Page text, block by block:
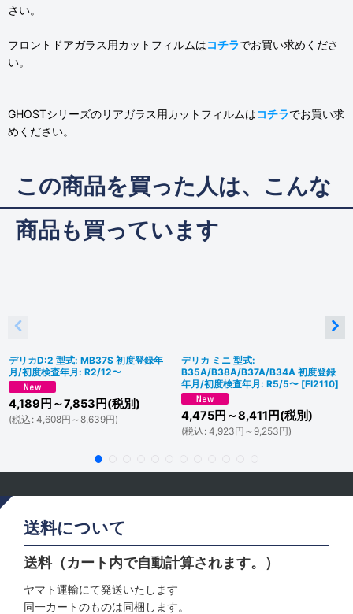
さい。
フロントドアガラス用カットフィルムはコチラでお買い求めくださ
い。
GHOSTシリーズのリアガラス用カットフィルムはコチラでお買い求
めください。
この商品を買った人は、こんな
商品も買っています
デリカD:2 型式: MB37S 初度登録年
月/初度検査年月: R2/12〜
4,189 円 ～7,853 円(税別)
(税込 : 4,608円 ～8,639円)
デリカ ミニ 型式:
B35A/B38A/B37A/B34A 初度登録
年月/初度検査年月: R5/5〜 [FI2110]
4,475円 ～8,411 円(税別)
(税込 : 4,923円 ～9,253円)
送料について
送料（カート内で自動計算されます。）
ヤマト運輸にて発送いたします
同一カートのものは同梱します。